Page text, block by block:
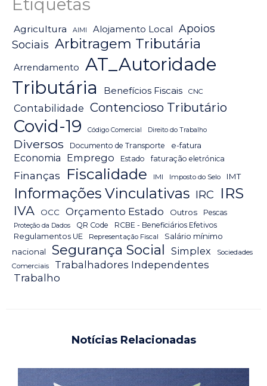
Etiquetas
Agricultura AIMI Alojamento Local
Apoios
Sociais Arbitragem Tributária
Arrendamento
AT_Autoridade
Tributária
Benefícios Fiscais CNC
Contabilidade Contencioso Tributário
Covid-19 Código Comercial Direito do Trabalho
Diversos Documento de Transporte e-fatura
Economia Emprego Estado faturação eletrónica
Finanças Fiscalidade IMI Imposto do Selo IMT
Informações Vinculativas IRC IRS
IVA OCC Orçamento Estado Outros Pescas
Proteção da Dados QR Code
RCBE - Beneficiários Efetivos
Regulamentos UE
Representação Fiscal
Salário mínimo
nacional
Segurança Social Simplex
Sociedades
Comerciais
Trabalhadores Independentes
Trabalho
Notícias Relacionadas